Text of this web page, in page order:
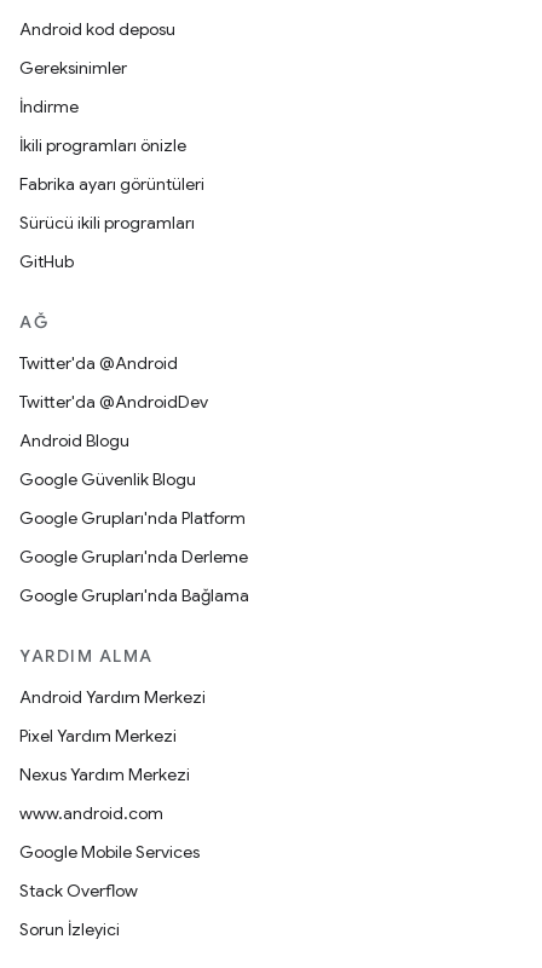
Android kod deposu
Gereksinimler
İndirme
İkili programları önizle
Fabrika ayarı görüntüleri
Sürücü ikili programları
GitHub
AĞ
Twitter'da @Android
Twitter'da @AndroidDev
Android Blogu
Google Güvenlik Blogu
Google Grupları'nda Platform
Google Grupları'nda Derleme
Google Grupları'nda Bağlama
YARDIM ALMA
Android Yardım Merkezi
Pixel Yardım Merkezi
Nexus Yardım Merkezi
www.android.com
Google Mobile Services
Stack Overflow
Sorun İzleyici